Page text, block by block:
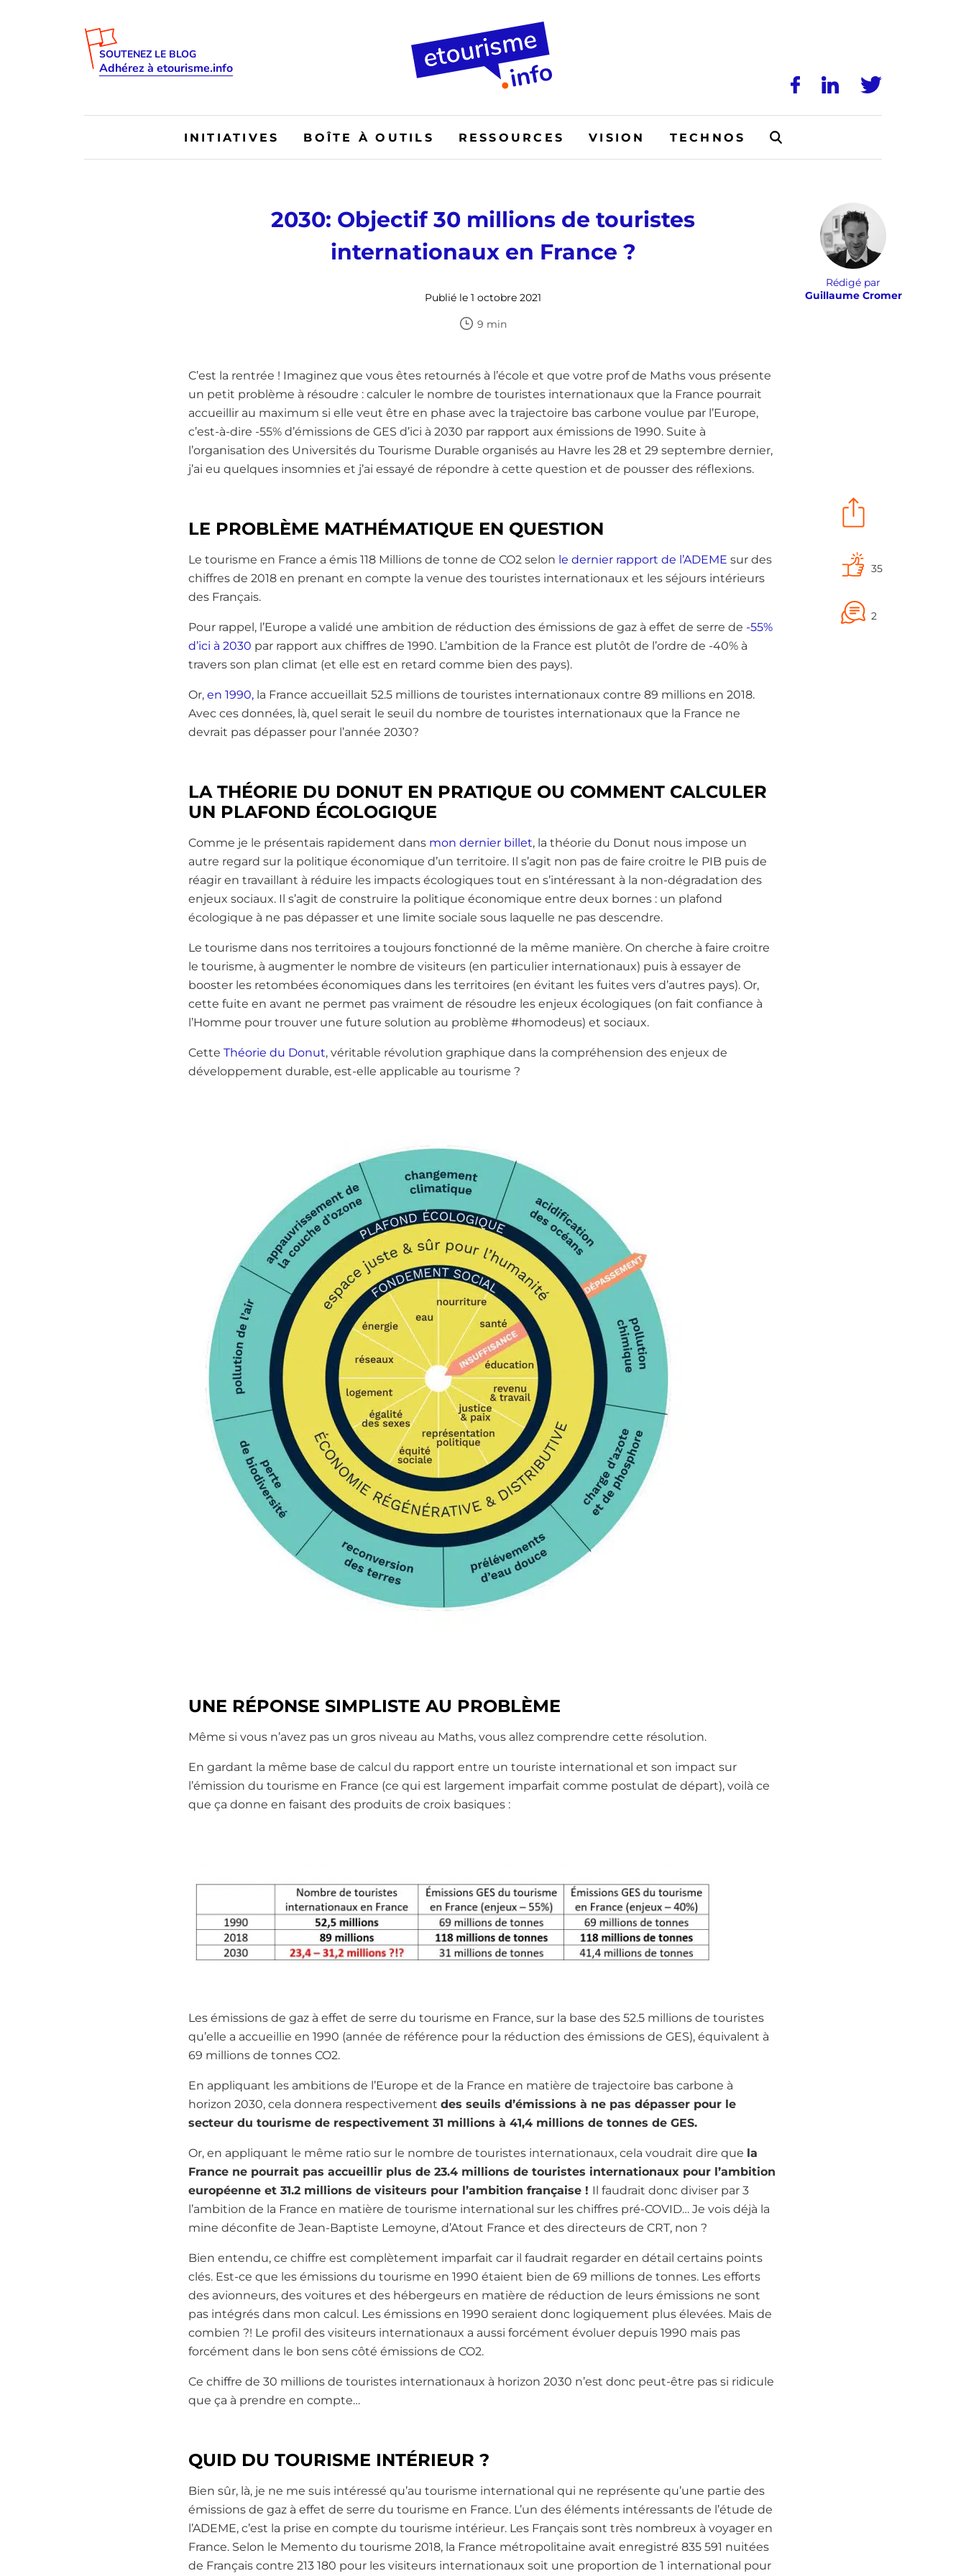
SOUTENEZ LE BLOG
Adhérez à etourisme.info
INITIATIVES BOÎTE À OUTILS RESSOURCES VISION TECHNOS
2030: Objectif 30 millions de touristes
internationaux en France ?
Publié le 1 octobre 2021
9 min
Rédigé par
Guillaume Cromer
35
2
C’est la rentrée ! Imaginez que vous êtes retournés à l’école et que votre prof de Maths vous présente
un petit problème à résoudre : calculer le nombre de touristes internationaux que la France pourrait
accueillir au maximum si elle veut être en phase avec la trajectoire bas carbone voulue par l’Europe,
c’est-à-dire -55% d’émissions de GES d’ici à 2030 par rapport aux émissions de 1990. Suite à
l’organisation des Universités du Tourisme Durable organisés au Havre les 28 et 29 septembre dernier,
j’ai eu quelques insomnies et j’ai essayé de répondre à cette question et de pousser des réflexions.
LE PROBLÈME MATHÉMATIQUE EN QUESTION
Le tourisme en France a émis 118 Millions de tonne de CO2 selon le dernier rapport de l’ADEME sur des
chiffres de 2018 en prenant en compte la venue des touristes internationaux et les séjours intérieurs
des Français.
Pour rappel, l’Europe a validé une ambition de réduction des émissions de gaz à effet de serre de -55%
d’ici à 2030 par rapport aux chiffres de 1990. L’ambition de la France est plutôt de l’ordre de -40% à
travers son plan climat (et elle est en retard comme bien des pays).
Or, en 1990, la France accueillait 52.5 millions de touristes internationaux contre 89 millions en 2018.
Avec ces données, là, quel serait le seuil du nombre de touristes internationaux que la France ne
devrait pas dépasser pour l’année 2030?
LA THÉORIE DU DONUT EN PRATIQUE OU COMMENT CALCULER
UN PLAFOND ÉCOLOGIQUE
Comme je le présentais rapidement dans mon dernier billet, la théorie du Donut nous impose un
autre regard sur la politique économique d’un territoire. Il s’agit non pas de faire croitre le PIB puis de
réagir en travaillant à réduire les impacts écologiques tout en s’intéressant à la non-dégradation des
enjeux sociaux. Il s’agit de construire la politique économique entre deux bornes : un plafond
écologique à ne pas dépasser et une limite sociale sous laquelle ne pas descendre.
Le tourisme dans nos territoires a toujours fonctionné de la même manière. On cherche à faire croitre
le tourisme, à augmenter le nombre de visiteurs (en particulier internationaux) puis à essayer de
booster les retombées économiques dans les territoires (en évitant les fuites vers d’autres pays). Or,
cette fuite en avant ne permet pas vraiment de résoudre les enjeux écologiques (on fait confiance à
l’Homme pour trouver une future solution au problème #homodeus) et sociaux.
Cette Théorie du Donut, véritable révolution graphique dans la compréhension des enjeux de
développement durable, est-elle applicable au tourisme ?
UNE RÉPONSE SIMPLISTE AU PROBLÈME
Même si vous n’avez pas un gros niveau au Maths, vous allez comprendre cette résolution.
En gardant la même base de calcul du rapport entre un touriste international et son impact sur
l’émission du tourisme en France (ce qui est largement imparfait comme postulat de départ), voilà ce
que ça donne en faisant des produits de croix basiques :
Les émissions de gaz à effet de serre du tourisme en France, sur la base des 52.5 millions de touristes
qu’elle a accueillie en 1990 (année de référence pour la réduction des émissions de GES), équivalent à
69 millions de tonnes CO2.
En appliquant les ambitions de l’Europe et de la France en matière de trajectoire bas carbone à
horizon 2030, cela donnera respectivement des seuils d’émissions à ne pas dépasser pour le
secteur du tourisme de respectivement 31 millions à 41,4 millions de tonnes de GES.
Or, en appliquant le même ratio sur le nombre de touristes internationaux, cela voudrait dire que la
France ne pourrait pas accueillir plus de 23.4 millions de touristes internationaux pour l’ambition
européenne et 31.2 millions de visiteurs pour l’ambition française ! Il faudrait donc diviser par 3
l’ambition de la France en matière de tourisme international sur les chiffres pré-COVID… Je vois déjà la
mine déconfite de Jean-Baptiste Lemoyne, d’Atout France et des directeurs de CRT, non ?
Bien entendu, ce chiffre est complètement imparfait car il faudrait regarder en détail certains points
clés. Est-ce que les émissions du tourisme en 1990 étaient bien de 69 millions de tonnes. Les efforts
des avionneurs, des voitures et des hébergeurs en matière de réduction de leurs émissions ne sont
pas intégrés dans mon calcul. Les émissions en 1990 seraient donc logiquement plus élevées. Mais de
combien ?! Le profil des visiteurs internationaux a aussi forcément évoluer depuis 1990 mais pas
forcément dans le bon sens côté émissions de CO2.
Ce chiffre de 30 millions de touristes internationaux à horizon 2030 n’est donc peut-être pas si ridicule
que ça à prendre en compte…
QUID DU TOURISME INTÉRIEUR ?
Bien sûr, là, je ne me suis intéressé qu’au tourisme international qui ne représente qu’une partie des
émissions de gaz à effet de serre du tourisme en France. L’un des éléments intéressants de l’étude de
l’ADEME, c’est la prise en compte du tourisme intérieur. Les Français sont très nombreux à voyager en
France. Selon le Memento du tourisme 2018, la France métropolitaine avait enregistré 835 591 nuitées
de Français contre 213 180 pour les visiteurs internationaux soit une proportion de 1 international pour